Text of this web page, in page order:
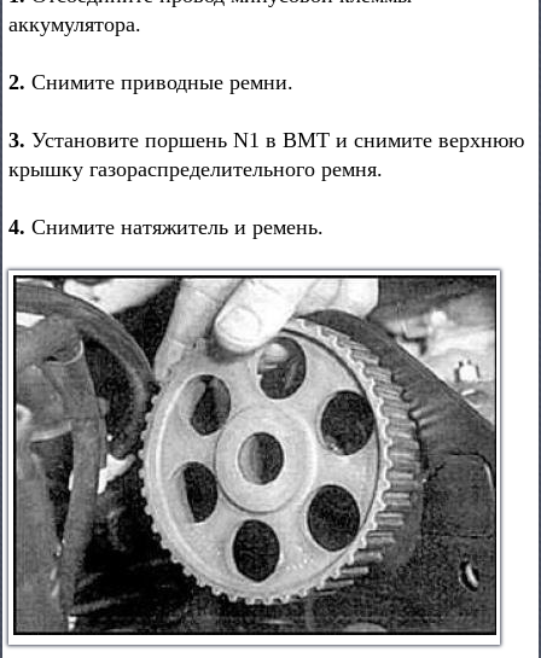
аккумулятора.
2. Снимите приводные ремни.
3. Установите поршень N1 в ВМТ и снимите верхнюю
крышку газораспределительного ремня.
4. Снимите натяжитель и ремень.